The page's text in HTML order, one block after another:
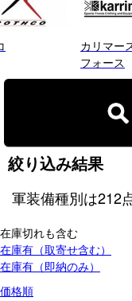
カリマー
フォース
絞り込み結果
軍装備種別は212
在庫切れも含む
在庫有（取寄せ含む）
在庫有（即納のみ）
価格順